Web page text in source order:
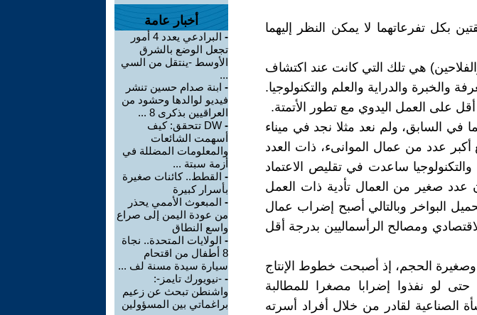
بكل تفرعاتهما لا يمكن النظر إليهما
هي تلك التي كانت عند اكتشاف
والخبرة والدراية والعلم والتكنولوجيا.
على العمل اليدوي مع تطور الأتمتة.
في السابق، ولم نعد مثلا نجد في ميناء
عدد من عمال الموانىء، ذات العدد
ساعدت في تقليص الاعتماد
عدد صغير من العمال تأدية ذات العمل
البواخر وبالتالي أصبح إضراب عمال
ومصالح الرأسماليين بدرجة أقل
الحجم، إذ أصبحت خطوط الإنتاج
لو نفذوا إضرابا مصغرا للمطالبة
لقادر من خلال أفراد أسرته
أخبار عامة
-
البرادعي يعدد 4 أمور
تجعل الوضع بالشرق
الأوسط -ينتقل من السي
...
- ابنة صدام حسين تنشر
فيديو لوالدها وحشود من
العراقيين بذكرى 8 ...
-
DW تتحقق: كيف
أسهمت الشائعات
والمعلومات المضللة في
أزمة سبتة ...
- القطط.. كائنات صغيرة
بأسرار كبيرة
- المبعوث الأممي يحذر
من عودة اليمن إلى صراع
واسع النطاق
- الولايات المتحدة.. نجاة
8 أطفال من اقتحام
سيارة سيدة مسنة لف ...
- -نيويورك تايمز-:
واشنطن تبحث عن زعيم
براغماتي بين المسؤولين